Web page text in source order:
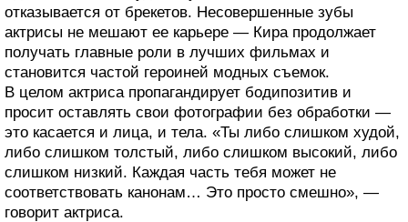
отказывается от брекетов. Несовершенные зубы
актрисы не мешают ее карьере — Кира продолжает
получать главные роли в лучших фильмах и
становится частой героиней модных съемок.
В целом актриса пропагандирует бодипозитив и
просит оставлять свои фотографии без обработки —
это касается и лица, и тела. «Ты либо слишком худой,
либо слишком толстый, либо слишком высокий, либо
слишком низкий. Каждая часть тебя может не
соответствовать канонам… Это просто смешно», —
говорит актриса.